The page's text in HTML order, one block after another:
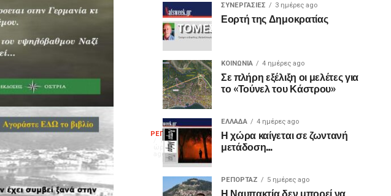
ΡΕΠΟΡΤΑΖ
17
ώρες
ago
Η
γελοιογραφία
έχουν
άλλα
χρώματα;
διαφορά
που
περισσότεροι
δεν
γνωρίζουν
της
Ναυπάκτου
ΣΥΝΕΡΓΑΣΙΕΣ 3 ημέρες ago
Εορτή της Δημοκρατίας
ΚΟΙΝΩΝΙΑ 4 ημέρες ago
Σε πλήρη εξέλιξη οι μελέτες για
το «Τούνελ του Κάστρου»
ΕΛΛΑΔΑ 4 ημέρες ago
Η χώρα καίγεται σε ζωντανή
μετάδοση…
ΡΕΠΟΡΤΑΖ 5 ημέρες ago
Η Ναυπακτία δεν μπορεί να